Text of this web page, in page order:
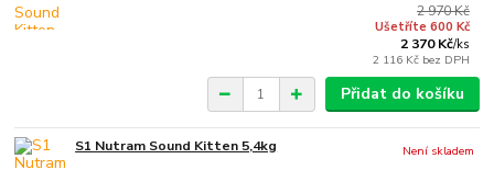
2 970 Kč
Ušetříte 600 Kč
2 370 Kč/ks
2 116 Kč bez DPH
Přidat do košíku
S1 Nutram Sound Kitten 5,4kg
Není skladem